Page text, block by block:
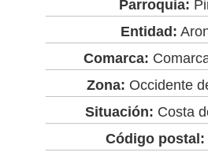
Parroquia:
Entidad:
Comarca:
Zona: Occidente
Situación: Costa
Código postal: